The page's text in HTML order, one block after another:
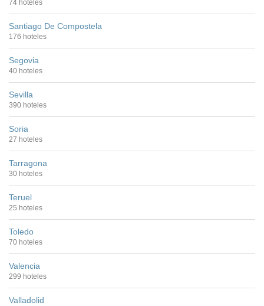
74 hoteles
Santiago De Compostela
176 hoteles
Segovia
40 hoteles
Sevilla
390 hoteles
Soria
27 hoteles
Tarragona
30 hoteles
Teruel
25 hoteles
Toledo
70 hoteles
Valencia
299 hoteles
Valladolid